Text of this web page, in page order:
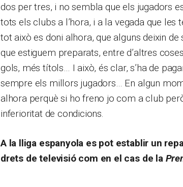
dos per tres, i no sembla que els jugadors
tots els clubs a l’hora, i a la vegada que les
tot això es doni alhora, que alguns deixin
que estiguem preparats, entre d’altres
gols, més títols… I això, és clar, s’ha de
sempre els millors jugadors… En algun
alhora perquè si ho freno jo com a club
inferioritat de condicions.
A la lliga espanyola es pot establir un
drets de televisió com en el cas de la